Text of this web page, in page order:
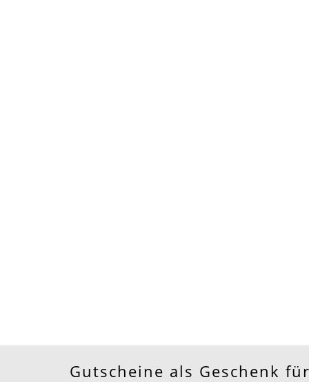
Gutscheine als Geschenk